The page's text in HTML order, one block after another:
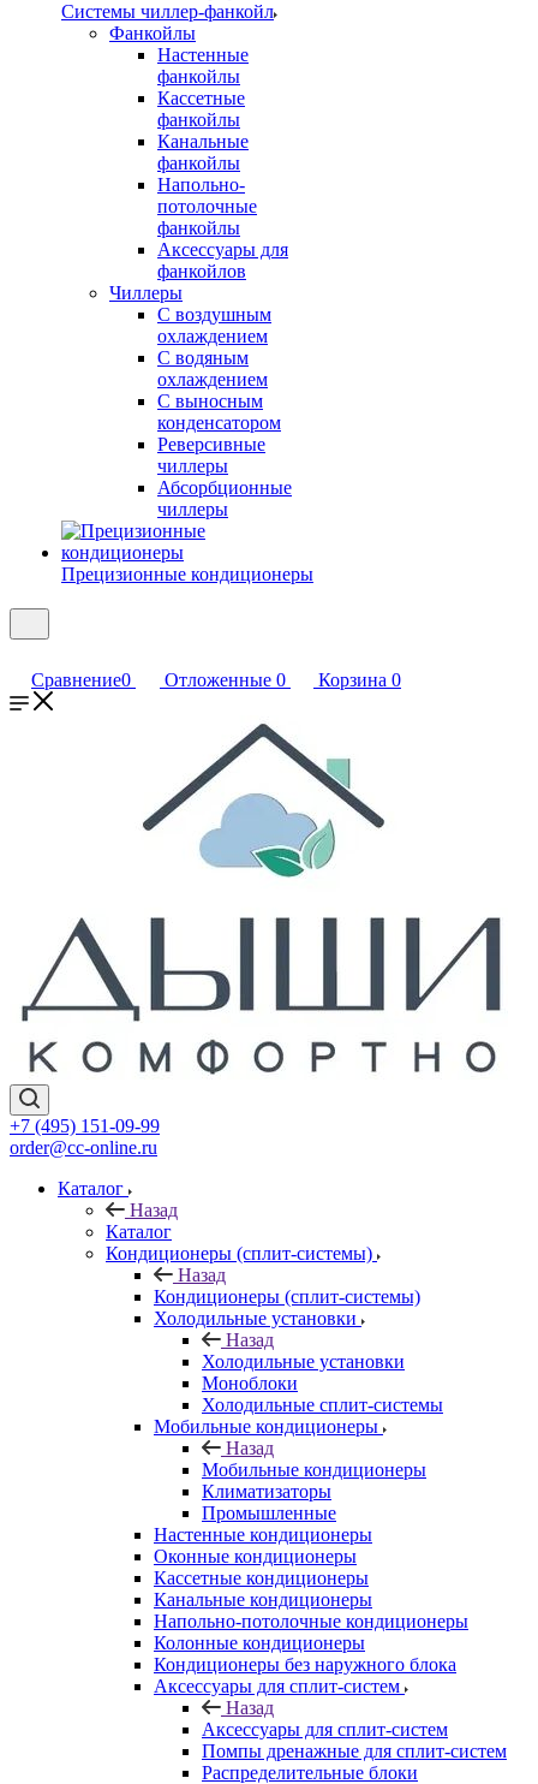
Системы чиллер-фанкойл
Фанкойлы
Настенные
фанкойлы
Кассетные
фанкойлы
Канальные
фанкойлы
Напольно-
потолочные
фанкойлы
Аксессуары для
фанкойлов
Чиллеры
С воздушным
охлаждением
С водяным
охлаждением
С выносным
конденсатором
Реверсивные
чиллеры
Абсорбционные
чиллеры
Прецизионные кондиционеры
Сравнение0 Отложенные 0 Корзина 0
+7 (495) 151-09-99
order@cc-online.ru
Каталог
Назад
Каталог
Кондиционеры (сплит-системы)
Назад
Кондиционеры (сплит-системы)
Холодильные установки
Назад
Холодильные установки
Моноблоки
Холодильные сплит-системы
Мобильные кондиционеры
Назад
Мобильные кондиционеры
Климатизаторы
Промышленные
Настенные кондиционеры
Оконные кондиционеры
Кассетные кондиционеры
Канальные кондиционеры
Напольно-потолочные кондиционеры
Колонные кондиционеры
Кондиционеры без наружного блока
Аксессуары для сплит-систем
Назад
Аксессуары для сплит-систем
Помпы дренажные для сплит-систем
Распределительные блоки